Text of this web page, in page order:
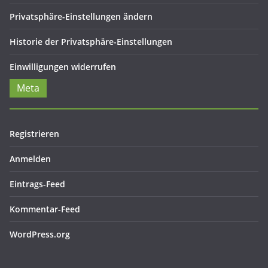
Privatsphäre-Einstellungen ändern
Historie der Privatsphäre-Einstellungen
Einwilligungen widerrufen
Meta
Registrieren
Anmelden
Eintrags-Feed
Kommentar-Feed
WordPress.org